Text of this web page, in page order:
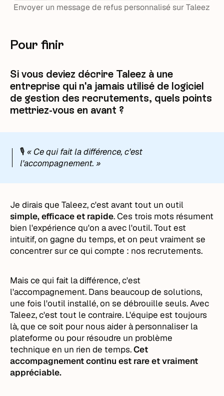
Envoyer un message de refus personnalisé sur Taleez
Pour finir
Si vous deviez décrire Taleez à une
entreprise qui n'a jamais utilisé de logiciel
de gestion des recrutements, quels points
mettriez-vous en avant ?
🎙️ « Ce qui fait la différence, c'est
l'accompagnement. »
Je dirais que Taleez, c'est avant tout un outil
simple, efficace et rapide. Ces trois mots résument
bien l'expérience qu'on a avec l'outil. Tout est
intuitif, on gagne du temps, et on peut vraiment se
concentrer sur ce qui compte : nos recrutements.
Mais ce qui fait la différence, c'est
l'accompagnement. Dans beaucoup de solutions,
une fois l'outil installé, on se débrouille seuls. Avec
Taleez, c'est tout le contraire. L'équipe est toujours
là, que ce soit pour nous aider à personnaliser la
plateforme ou pour résoudre un problème
technique en un rien de temps.Cet
accompagnement continu est rare et vraiment
appréciable.